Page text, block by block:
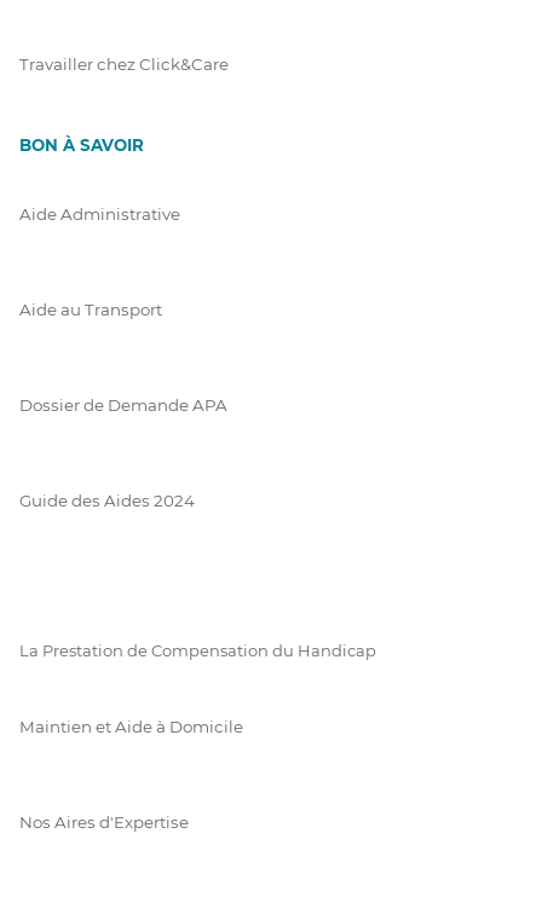
Travailler chez Click&Care
BON À SAVOIR
Aide Administrative
Aide au Transport
Dossier de Demande APA
Guide des Aides 2024
La Prestation de Compensation du Handicap
Maintien et Aide à Domicile
Nos Aires d'Expertise